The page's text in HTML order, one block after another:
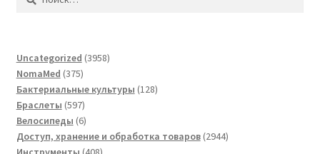
Uncategorized 39583958
NomaMed 375375
товаров
Бактериальные культуры 128128
Браслеты 597597
товаров
Велосипеды 66
товаров
Доступ, хранение и обработка товаров 29442944
408